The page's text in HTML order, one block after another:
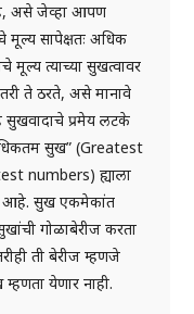
असे जेव्हा आपण
मूल्य सापेक्षतः अधिक
मूल्य त्याच्या सुखत्वावर
ते ठरते, असे मानावे
सुखवादाचे प्रमेय लटके
सुख” (Greatest
numbers) ह्याला
आहे. सुख एकमेकांत
गोळाबेरीज करता
ती बेरीज म्हणजे
येणार नाही.